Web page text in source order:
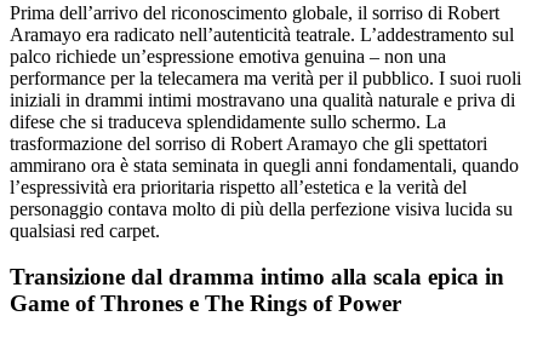
Prima dell’arrivo del riconoscimento globale, il sorriso di Robert
Aramayo era radicato nell’autenticità teatrale. L’addestramento sul
palco richiede un’espressione emotiva genuina – non una
performance per la telecamera ma verità per il pubblico. I suoi ruoli
iniziali in drammi intimi mostravano una qualità naturale e priva di
difese che si traduceva splendidamente sullo schermo. La
trasformazione del sorriso di Robert Aramayo che gli spettatori
ammirano ora è stata seminata in quegli anni fondamentali, quando
l’espressività era prioritaria rispetto all’estetica e la verità del
personaggio contava molto di più della perfezione visiva lucida su
qualsiasi red carpet.
Transizione dal dramma intimo alla scala epica in
Game of Thrones e The Rings of Power